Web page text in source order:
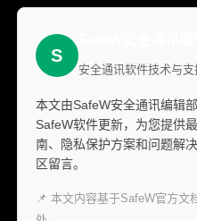
S
安全通讯软件技术与支
本文由SafeW安全通讯编辑
SafeW软件更新，为您提供
南、隐私保护方案和问题解
区留言。
📌 本文内容基于SafeW官方文